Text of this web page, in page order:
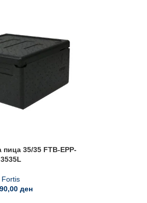
пица 35/35 FTB-EPP-
3535L
Fortis
ден